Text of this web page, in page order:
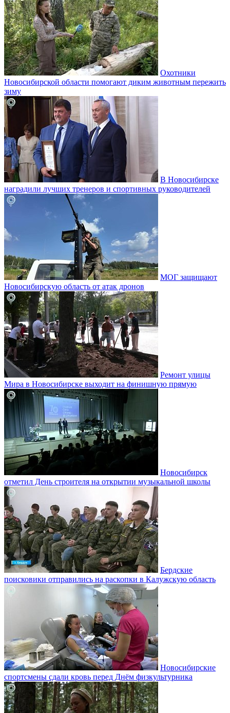
Охотники
Новосибирской области помогают диким животным пережить
зиму
В Новосибирске
наградили лучших тренеров и спортивных руководителей
МОГ защищают
Новосибирскую область от атак дронов
Ремонт улицы
Мира в Новосибирске выходит на финишную прямую
Новосибирск
отметил День строителя на открытии музыкальной школы
Бердские
поисковики отправились на раскопки в Калужскую область
Новосибирские
спортсмены сдали кровь перед Днём физкультурника